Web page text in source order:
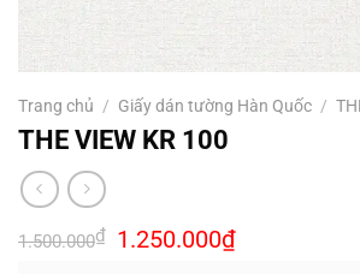
Trang chủ / Giấy dán tường Hàn Quốc /
THE VIEW KR 100
1.500.000₫ Giá
gốc
1.250.000₫Giá
hiện